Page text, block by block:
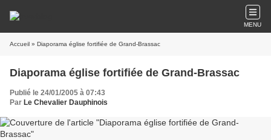
MENU
Accueil » Diaporama église fortifiée de Grand-Brassac
Diaporama église fortifiée de Grand-Brassac
Publié le 24/01/2005 à 07:43
Par Le Chevalier Dauphinois